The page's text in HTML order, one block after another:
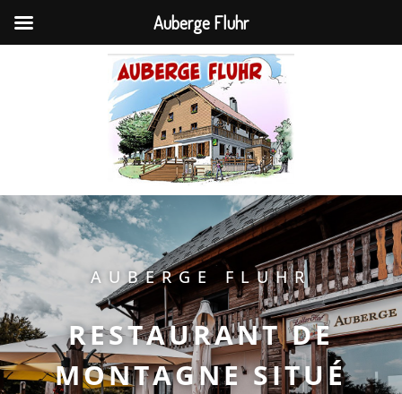
AUBERGE FLUHR
RESTAURANT DE
MONTAGNE SITUÉ
Auberge Fluhr